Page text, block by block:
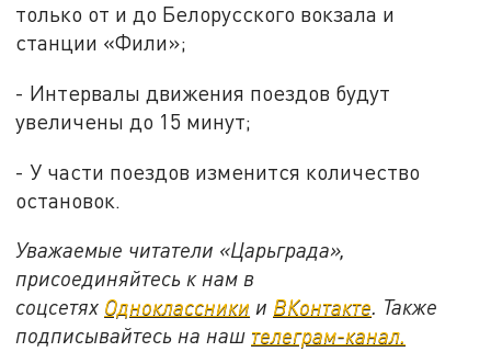
только от и до Белорусского вокзала и
станции «Фили»;
- Интервалы движения поездов будут
увеличены до 15 минут;
- У части поездов изменится количество
остановок.
Уважаемые читатели «Царьграда»,
присоединяйтесь к нам в
соцсетях Одноклассники и ВКонтакте. Также
подписывайтесь на наш телеграм-канал.